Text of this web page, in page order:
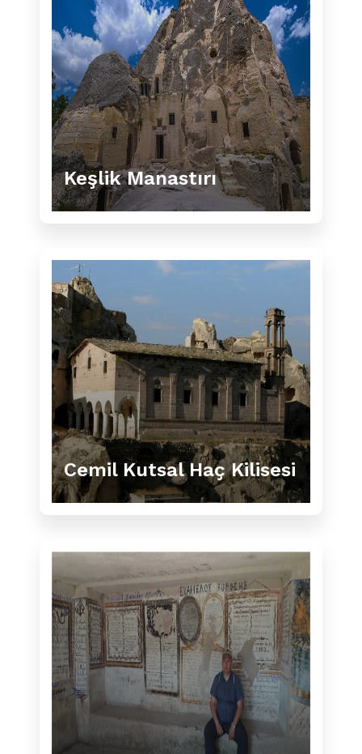
Keşlik Manastırı
Cemil Kutsal Haç Kilisesi